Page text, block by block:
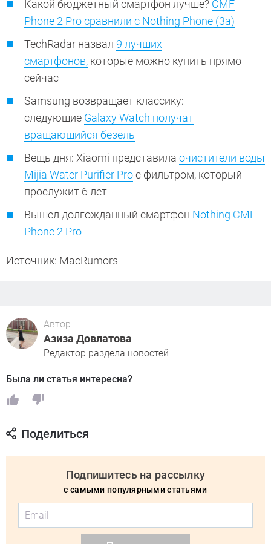
Какой бюджетный смартфон лучше? CMF
Phone 2 Pro сравнили с Nothing Phone (3a)
TechRadar назвал 9 лучших
смартфонов, которые можно купить прямо
сейчас
Samsung возвращает классику:
следующие Galaxy Watch получат
вращающийся безель
Вещь дня: Xiaomi представила очистители воды
Mijia Water Purifier Proс фильтром, который
прослужит 6 лет
Вышел долгожданный смартфон Nothing CMF
Phone 2 Pro
Источник: MacRumors
Автор
Азиза Довлатова
Редактор раздела новостей
Была ли статья интересна?
Поделиться
Подпишитесь на рассылку
с самыми популярными статьями